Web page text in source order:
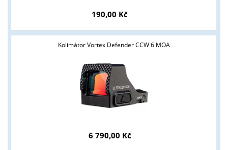
190,00 Kč
Kolimátor Vortex Defender CCW 6 MOA
6 790,00 Kč